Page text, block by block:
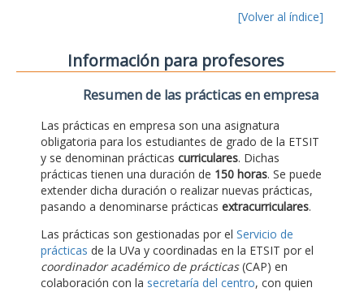
[Volver al índice]
Información para profesores
Resumen de las prácticas en empresa
Las prácticas en empresa son una asignatura
obligatoria para los estudiantes de grado de la ETSIT
y se denominan prácticas curriculares. Dichas
prácticas tienen una duración de 150 horas. Se puede
extender dicha duración o realizar nuevas prácticas,
pasando a denominarse prácticas extracurriculares.
Las prácticas son gestionadas por el Servicio de
prácticas de la UVa y coordinadas en la ETSIT por el
coordinador académico de prácticas(CAP) en
colaboración con la secretaría del centro, con quien